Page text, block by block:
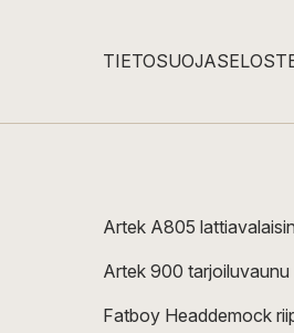
Artek A805 lattiavalaisin
Artek 900 tarjoiluvaunu
Fatboy Headdemock